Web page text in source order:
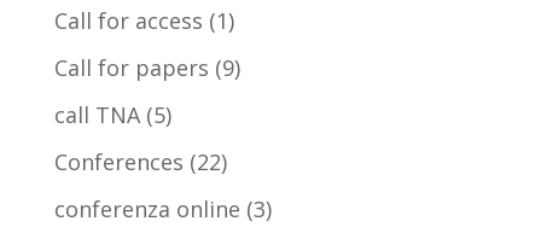
Call for access (1)
Call for papers (9)
call TNA(5)
Conferences (22)
conferenza online (3)